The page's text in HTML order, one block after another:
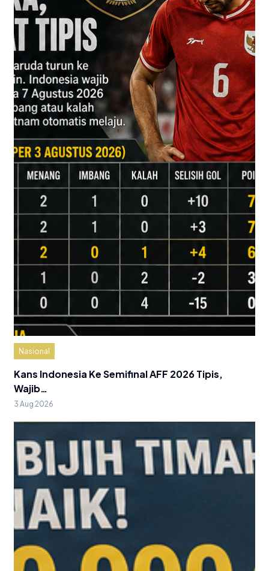
Nasional
Kans Indonesia Ke Semifinal AFF 2026 Tipis,
Wajib…
3 Aug 2026